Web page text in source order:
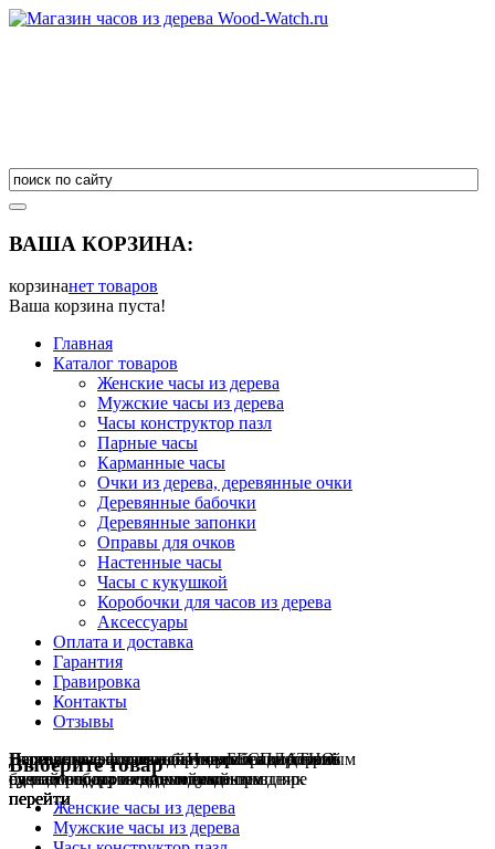
ВАША КОРЗИНА:
корзинанет товаров
Ваша корзина пуста!
Главная
Каталог товаров
Женские часы из дерева
Мужские часы из дерева
Часы конструктор пазл
Парные часы
Карманные часы
Очки из дерева, деревянные очки
Деревянные бабочки
Деревянные запонки
Оправы для очков
Настенные часы
Часы с кукушкой
Коробочки для часов из дерева
Аксессуары
Оплата и доставка
Гарантия
Гравировка
Контакты
Отзывы
Гравировка на часахобычнаяБЕСПЛАТНО
сделай подарок индивидуальным
перейти
Деревянные флешкии ручкис гравировкой
сделаем подарок эксклюзивным
перейти
Настенные резныечасыНатуральное дерево
ручная работа в единичном экземпляре
перейти
Парные часыотличный подарок влюблённым
на годовщину или семейный праздник
перейти
Деревянные оправыдля очковбез диоптрий
будь стильным всегда и везде
перейти
Выберите товар
Женские часы из дерева
Мужские часы из дерева